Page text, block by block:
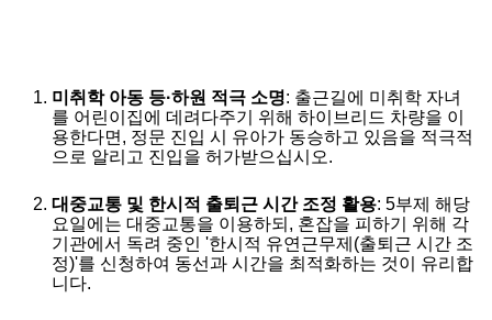
미취학 아동 등·하원 적극 소명: 출근길에 미취학 자녀
를 어린이집에 데려다주기 위해 하이브리드 차량을 이
용한다면, 정문 진입 시 유아가 동승하고 있음을 적극적
으로 알리고 진입을 허가받으십시오.
대중교통 및 한시적 출퇴근 시간 조정 활용: 5부제 해당
요일에는 대중교통을 이용하되, 혼잡을 피하기 위해 각
기관에서 독려 중인 '한시적 유연근무제(출퇴근 시간 조
정)'를 신청하여 동선과 시간을 최적화하는 것이 유리합
니다.